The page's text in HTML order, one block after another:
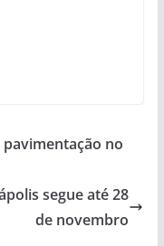
no
segue até 28
de novembro